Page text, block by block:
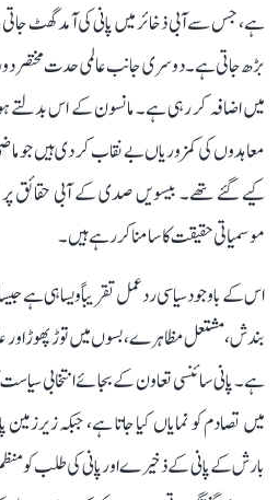
ہے، جس سے آبی ذخائر میں پانی کی آمد گھٹ
بڑھ جاتی ہے۔ دوسری جانب عالمی حدت مختصر
میں اضافہ کر رہی ہے۔ مانسون کے اس بدلتے
معاہدوں کی کمزوریاں بے نقاب کر دی ہیں جو ماضی
کیے گئے تھے۔ بیسویں صدی کے آبی حقائق
موسمیاتی حقیقت کا سامنا کر رہے ہیں۔
اس کے باوجود سیاسی ردعمل تقریباً ویسا ہی ہے
بندش، مشتعل مظاہرے، بسوں میں توڑ پھوڑ اور
ہے۔ پانی سائنسی تعاون کے بجائے انتخابی
میں تصادم کو نمایاں کیا جاتا ہے، جبکہ زیرزمین
بارش کے پانی کے ذخیرے اور پانی کی طلب کو